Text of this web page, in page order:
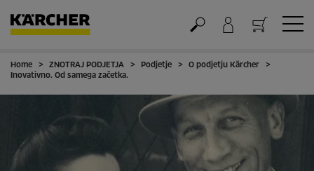
Nakupovalna košarica
Home ZNOTRAJ PODJETJA Podjetje
O podjetju Kärcher
Inovativno. Od samega začetka.